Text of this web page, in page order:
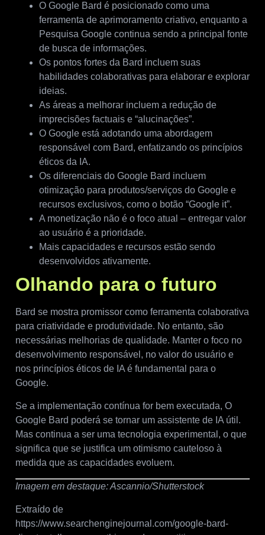
O Google Bard é posicionado como uma
ferramenta de aprimoramento criativo, enquanto a
Pesquisa Google continua sendo a principal fonte
de busca de informações.
Os pontos fortes da Bard incluem suas
habilidades colaborativas para elaborar e explorar
ideias.
As áreas a melhorar incluem a redução de
imprecisões factuais e “alucinações”.
O Google está adotando uma abordagem
responsável com Bard, enfatizando os princípios
éticos da IA.
Os diferenciais do Google Bard incluem
otimização para produtos/serviços do Google e
recursos exclusivos, como o botão “Google it”.
A monetização não é o foco atual – entregar valor
ao usuário é a prioridade.
Mais capacidades e recursos estão sendo
desenvolvidos ativamente.
Olhando para o futuro
Bard se mostra promissor como ferramenta colaborativa
para criatividade e produtividade. No entanto, são
necessárias melhorias de qualidade. Manter o foco no
desenvolvimento responsável, no valor do usuário e
nos princípios éticos de IA é fundamental para o
Google.
Se a implementação contínua for bem executada, O
Google Bard poderá se tornar um assistente de IA útil.
Mas continua a ser uma tecnologia experimental, o que
significa que se justifica um otimismo cauteloso à
medida que as capacidades evoluem.
Imagem em destaque: Ascannio/Shutterstock
Extraído de
https://www.searchenginejournal.com/google-bard-